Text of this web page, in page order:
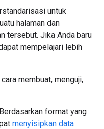
untuk
halaman dan
tersebut. Jika Anda baru
mempelajari lebih
membuat, menguji,
format yang
menyisipkan data